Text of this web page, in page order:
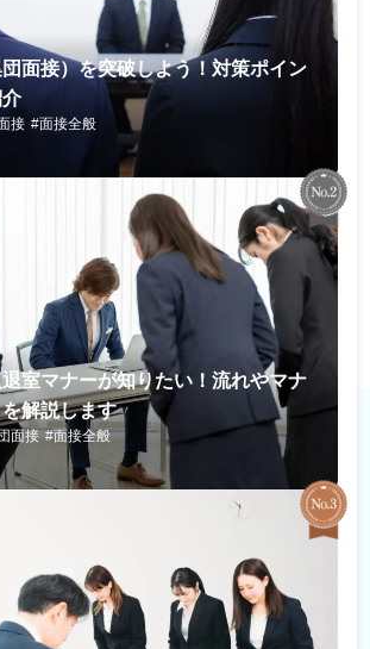
面接）を突破しよう！対策ポイン
介
接 #面接全般
室マナーが知りたい！流れやマナ
解説します
面接 #面接全般